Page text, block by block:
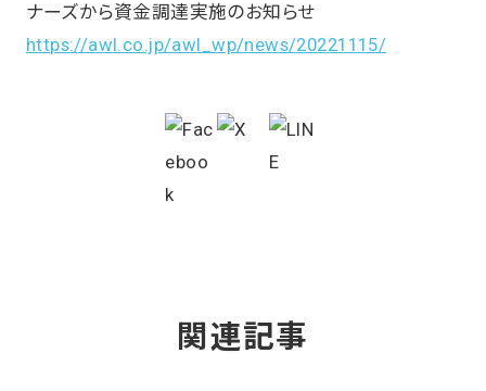
ナーズから資金調達実施のお知らせ
https://awl.co.jp/awl_wp/news/20221115/
関連記事